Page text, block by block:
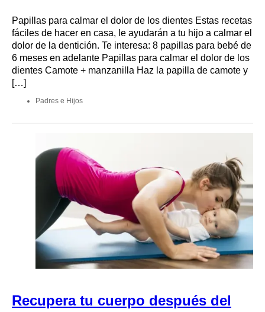
Papillas para calmar el dolor de los dientes Estas recetas
fáciles de hacer en casa, le ayudarán a tu hijo a calmar el
dolor de la dentición. Te interesa: 8 papillas para bebé de
6 meses en adelante Papillas para calmar el dolor de los
dientes Camote + manzanilla Haz la papilla de camote y
[…]
Padres e Hijos
Recupera tu cuerpo después del